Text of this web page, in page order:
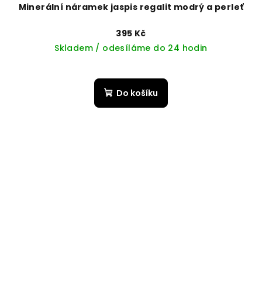
Minerální náramek jaspis regalit modrý a perleť
395 Kč
Skladem / odesíláme do 24 hodin
Do košíku